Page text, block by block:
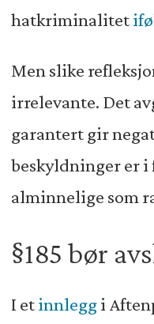
hatkriminalitet
Men slike
irrelevante. Det
garantert gir
beskyldninger er i
alminnelige som
§185 bør
I etinnleggi